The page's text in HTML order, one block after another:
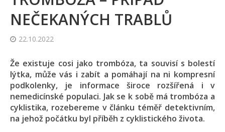
NEČEKANÝCH TRABLŮ
22.10.2022
Že existuje cosi jako trombóza, ta souvisí s bolestí
lýtka, může vás i zabít a pomáhají na ni kompresní
podkolenky, je informace široce rozšířená i v
nemedicínské populaci. Jak se k sobě má trombóza a
cyklistika, rozebereme v článku téměř detektivním,
na jehož počátku byl příběh z cyklistického života.